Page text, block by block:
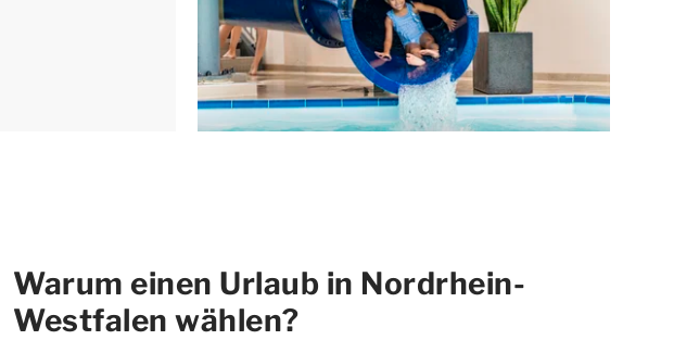
Warum einen Urlaub in Nordrhein-
Westfalen wählen?